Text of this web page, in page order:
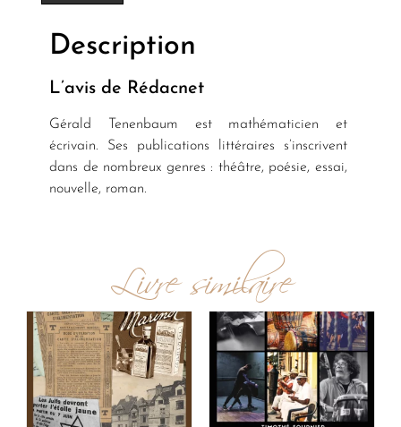
Description
L’avis de Rédacnet
Gérald Tenenbaum est mathématicien et
écrivain. Ses publications littéraires s’inscrivent
dans de nombreux genres : théâtre, poésie, essai,
nouvelle, roman.
Livre similaire